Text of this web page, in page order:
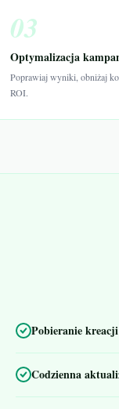
03
Optymalizacja
Poprawiaj wyniki, obniżaj
ROI.
Pobieranie
Codzienna